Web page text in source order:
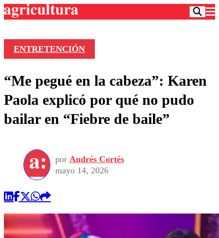
Frecuencias
Agricultura TV
Deportes
Colo Colo
Seleccion Chilena
Torneo Internacional
Universidad de Chile
Entretención
Economía
Internacional
Sustentabilidad
Publicaciones en medios
Opinión
ENTRETENCIÓN
“Me pegué en la cabeza”: Karen
Paola explicó por qué no pudo
bailar en “Fiebre de baile”
por Andrés Cortés
mayo 14, 2026